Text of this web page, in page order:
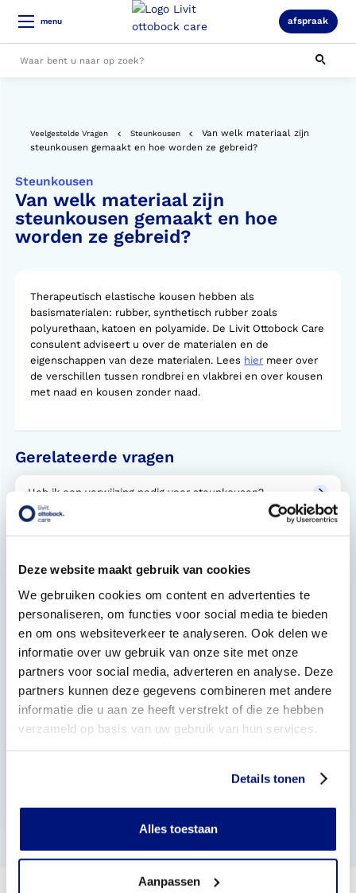
Deze website maakt gebruik van cookies
We gebruiken cookies om content en advertenties te
personaliseren, om functies voor social media te bieden
en om ons websiteverkeer te analyseren. Ook delen we
informatie over uw gebruik van onze site met onze
partners voor social media, adverteren en analyse. Deze
partners kunnen deze gegevens combineren met andere
informatie die u aan ze heeft verstrekt of die ze hebben
verzameld op basis van uw gebruik van hun services.
Details tonen
Alles toestaan
Aanpassen
menu afspraak
Veelgestelde Vragen Steunkousen
Van welk materiaal zijn
steunkousen gemaakt en hoe worden ze gebreid?
Steunkousen
Van welk materiaal zijn
steunkousen gemaakt en hoe
worden ze gebreid?
Therapeutisch elastische kousen hebben als
basismaterialen: rubber, synthetisch rubber zoals
polyurethaan, katoen en polyamide. De Livit Ottobock Care
consulent adviseert u over de materialen en de
eigenschappen van deze materialen. Lees hier meer over
de verschillen tussen rondbrei en vlakbrei en over kousen
met naad en kousen zonder naad.
Gerelateerde vragen
Heb ik een verwijzing nodig voor steunkousen?
Bij welke klachten helpen steunkousen?
Hoe werkt Doff & Donner?
Steunkousen aanmeten. Hoe werkt dat?
Wat zijn drukklassen 1, 2, 3 en 4?
Hoe lang heb ik garantie op mijn kousen?
Wat is de levertijd van mijn steunkousen?